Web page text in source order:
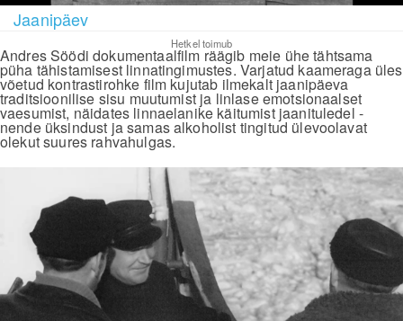
Jaanipäev
Hetkel toimub
Andres Söödi dokumentaalfilm räägib meie ühe tähtsama
püha tähistamisest linnatingimustes. Varjatud kaameraga üles
võetud kontrastirohke film kujutab ilmekalt jaanipäeva
traditsioonilise sisu muutumist ja linlase emotsionaalset
vaesumist, näidates linnaelanike käitumist jaanituledel -
nende üksindust ja samas alkoholist tingitud ülevoolavat
olekut suures rahvahulgas.